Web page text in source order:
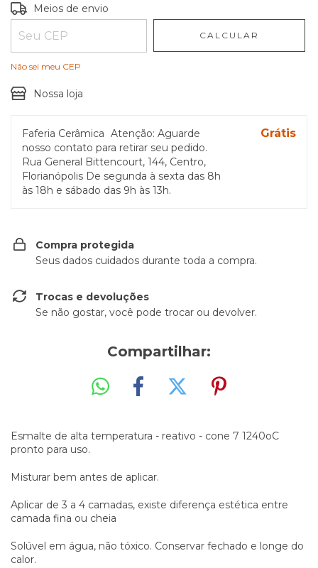
Entregas para o CEP:
Meios de envio
CALCULAR
Não sei meu CEP
Nossa loja
Faferia Cerâmica Atenção: Aguarde
nosso contato para retirar seu pedido.
Rua General Bittencourt, 144, Centro,
Florianópolis De segunda à sexta das 8h
às 18h e sábado das 9h às 13h.
Grátis
Compra protegida
Seus dados cuidados durante toda a compra.
Trocas e devoluções
Se não gostar, você pode trocar ou devolver.
Compartilhar:
Esmalte de alta temperatura - reativo - cone 7 1240oC
pronto para uso.
Misturar bem antes de aplicar.
Aplicar de 3 a 4 camadas, existe diferença estética entre
camada fina ou cheia
Solúvel em água, não tóxico. Conservar fechado e longe do
calor.